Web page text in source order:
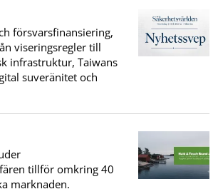
försvarsfinansiering,
viseringsregler till
infrastruktur, Taiwans
suveränitet och
tillför omkring 40
marknaden.